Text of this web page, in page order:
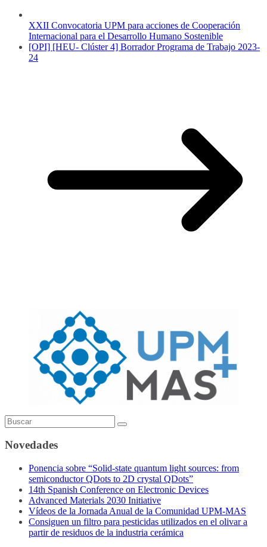
XXII Convocatoria UPM para acciones de Cooperación
Internacional para el Desarrollo Humano Sostenible
[OPI] [HEU- Clúster 4] Borrador Programa de Trabajo 2023-
24
Novedades
Ponencia sobre “Solid-state quantum light sources: from
semiconductor QDots to 2D crystal QDots”
14th Spanish Conference on Electronic Devices
Advanced Materials 2030 Initiative
Vídeos de la Jornada Anual de la Comunidad UPM-MAS
Consiguen un filtro para pesticidas utilizados en el olivar a
partir de residuos de la industria cerámica